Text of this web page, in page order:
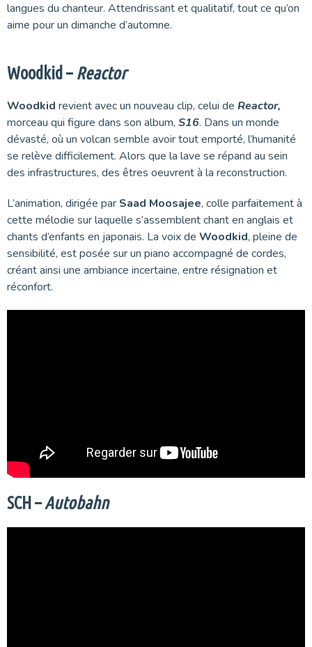
langues du chanteur. Attendrissant et qualitatif, tout ce qu’on
aime pour un dimanche d’automne.
Woodkid – Reactor
Woodkid revient avec un nouveau clip, celui de Reactor,
morceau qui figure dans son album, S16. Dans un monde
dévasté, où un volcan semble avoir tout emporté, l’humanité
se relève difficilement. Alors que la lave se répand au sein
des infrastructures, des êtres oeuvrent à la reconstruction.
L’animation, dirigée par Saad Moosajee, colle parfaitement à
cette mélodie sur laquelle s’assemblent chant en anglais et
chants d’enfants en japonais. La voix de Woodkid, pleine de
sensibilité, est posée sur un piano accompagné de cordes,
créant ainsi une ambiance incertaine, entre résignation et
réconfort.
SCH –Autobahn